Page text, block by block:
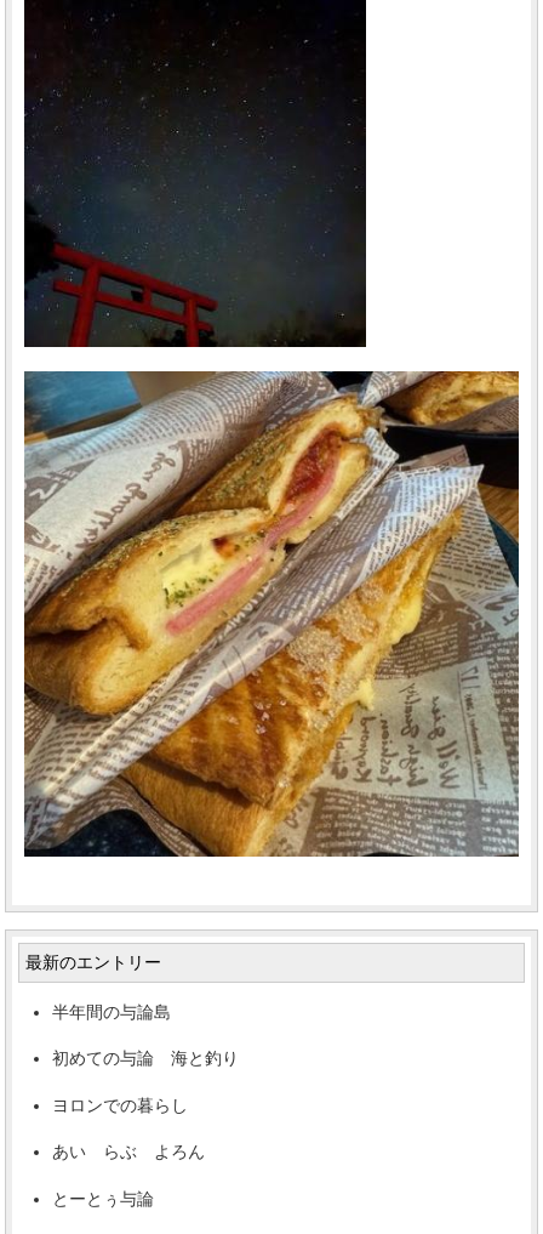
最新のエントリー
半年間の与論島
初めての与論 海と釣り
ヨロンでの暮らし
あい らぶ よろん
とーとぅ与論